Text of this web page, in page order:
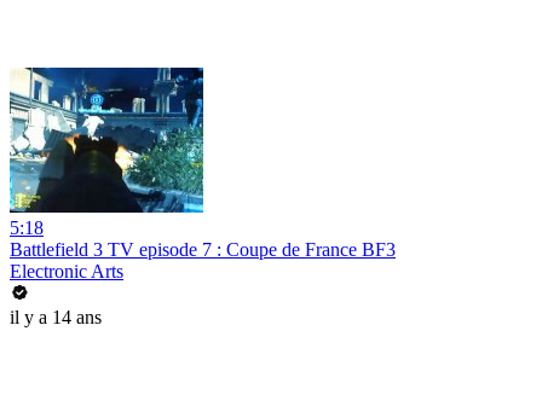
5:18
Battlefield 3 TV episode 7 : Coupe de France BF3
Electronic Arts
il y a 14 ans